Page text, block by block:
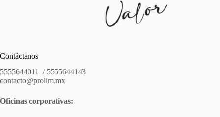
Contáctanos
5555644011 / 5555644143
contacto@prolim.mx
Oficinas corporativas: